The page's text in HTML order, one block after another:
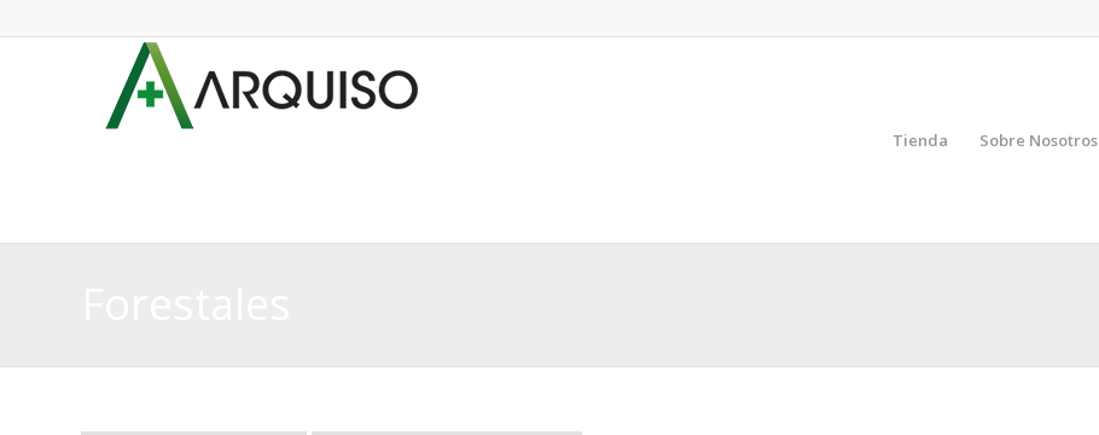
Tienda Sobre Nosotros